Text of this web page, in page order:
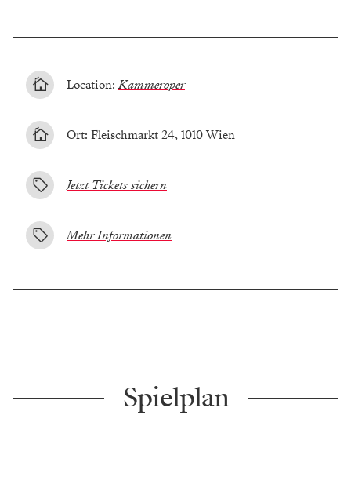
Location:Kammeroper
Ort: Fleischmarkt 24, 1010 Wien
Jetzt Tickets sichern
Mehr Informationen
Spielplan